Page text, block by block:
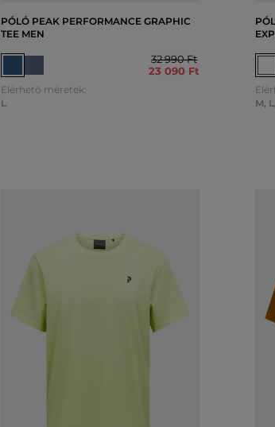
PÓLÓ PEAK PERFORMANCE GRAPHIC
TEE MEN
32 990 Ft
23 090 Ft
Elérhető méretek:
L
M, L,